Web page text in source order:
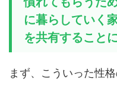
に暮らしていく
を共有すること
まず、こういった性